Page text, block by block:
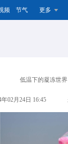
频 节气 更多
低温下的凝冻世
年02月24日 16:45